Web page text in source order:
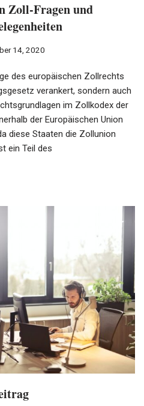
Zoll-Fragen und
14, 2020
des europäischen Zollrechts
verankert, sondern auch
im Zollkodex der
der Europäischen Union
diese Staaten die Zollunion
ein Teil des